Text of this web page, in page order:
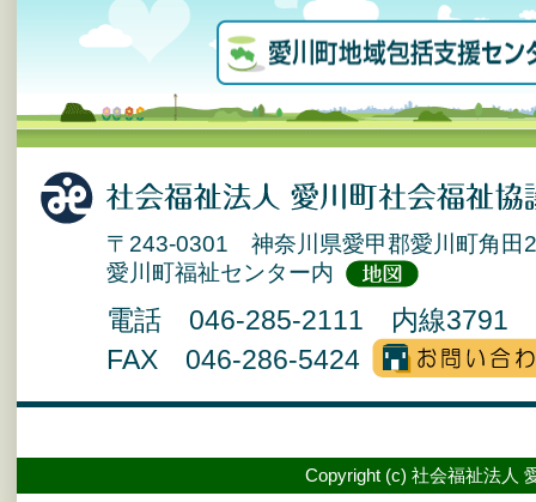
〒243-0301 神奈川県愛甲郡愛川町角田
愛川町福祉センター内
電話 046-285-2111 内線
FAX 046-286-5424
Copyright (c) 社会福祉法人